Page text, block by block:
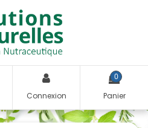
Connexion
0
Panier